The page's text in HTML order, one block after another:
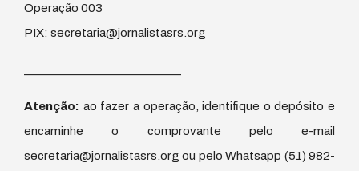
Operação 003
PIX: secretaria@jornalistasrs.org
Atenção: ao fazer a operação, identifique o depósito e
encaminhe o comprovante pelo e-mail
secretaria@jornalistasrs.org ou pelo Whatsapp (51) 982-